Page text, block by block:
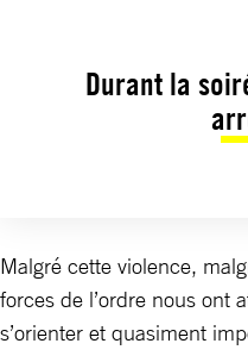
Durant la
Malgré cette violence,
forces de l’ordre nous ont
s’orienter et quasiment